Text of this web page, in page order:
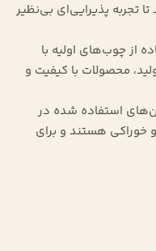
تجربه پذیرایی‌ای بی‌نظیر
از چوب‌های اولیه با
محصولات با کیفیت و
استفاده شده در
خوراکی هستند و برای